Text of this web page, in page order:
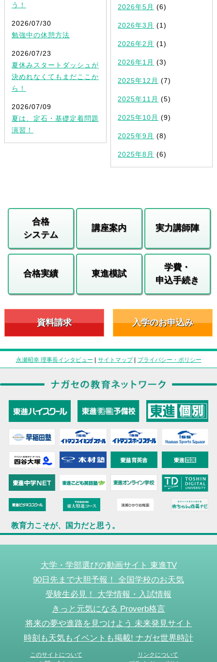
う！
2026/07/30
勉強中の休憩方法
2026/07/23
夏休みスタートダッシュが
決めれなくてもまだここか
ら！
2026/07/09
夏は、定石・基礎定着問題
演習！
2026年5月 (6)
2026年3月 (1)
2026年2月 (1)
2026年1月 (3)
2025年12月 (7)
2025年11月 (5)
2025年10月 (9)
2025年9月 (8)
2025年8月 (6)
合格
システム
講座案内 実力講師陣
合格実績 東進模試
学費・
申込手続き
資料請求 入学のお申込み
永瀬昭幸 理事長インタビュー | サイトマップ| プライバシー・ポリシー
教育力こそが、国力だと思う。
大学・学部選びの動画サイト 東進TV
90日先まで大胆予報！ 全国学校のお天気
受験生必見！ 大学情報・入試情報
きっと元気になる Proverb格言
将来の夢や進路を見つけよう 未来発見サイト
時刻も天気もイベントも掲載! ナガセ世界時計
このサイトについて
リンクについて